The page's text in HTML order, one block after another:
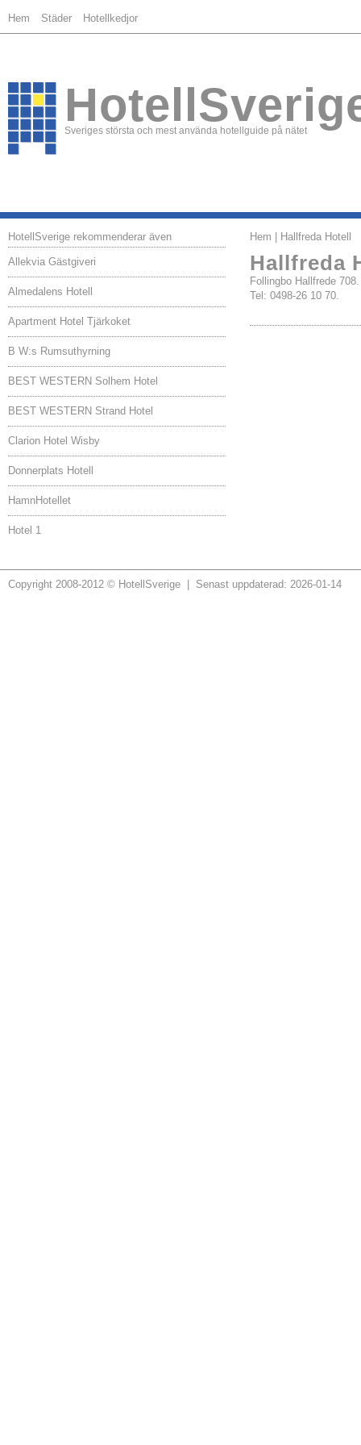
Hem Städer Hotellkedjor
Sveriges största och mest använda hotellguide på nätet
HotellSverige rekommenderar även
Allekvia Gästgiveri
Almedalens Hotell
Apartment Hotel Tjärkoket
B W:s Rumsuthyrning
BEST WESTERN Solhem Hotel
BEST WESTERN Strand Hotel
Clarion Hotel Wisby
Donnerplats Hotell
HamnHotellet
Hotel 1
Hem | Hallfreda Hotell
Hallfreda
Follingbo Hallfrede
Tel: 0498-26 10 70.
Copyright 2008-2012 © HotellSverige | Senast uppdaterad: 2026-01-14